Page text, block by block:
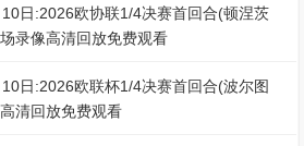
日:2026欧协联1/4决赛首回合(顿涅茨
录像高清回放免费观看
日:2026欧联杯1/4决赛首回合(波尔图
清回放免费观看